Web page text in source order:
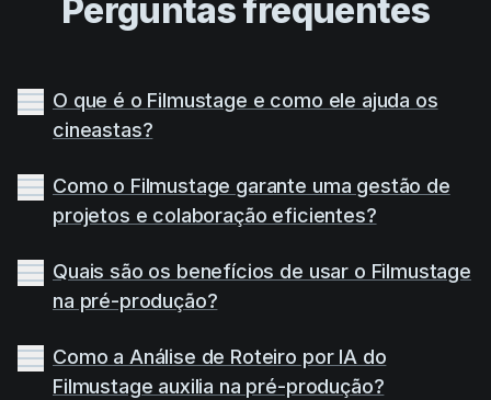
Perguntas frequentes
O que é o Filmustage e como ele ajuda os
cineastas?
Como o Filmustage garante uma gestão de
projetos e colaboração eficientes?
Quais são os benefícios de usar o Filmustage
na pré-produção?
Como a Análise de Roteiro por IA do
Filmustage auxilia na pré-produção?